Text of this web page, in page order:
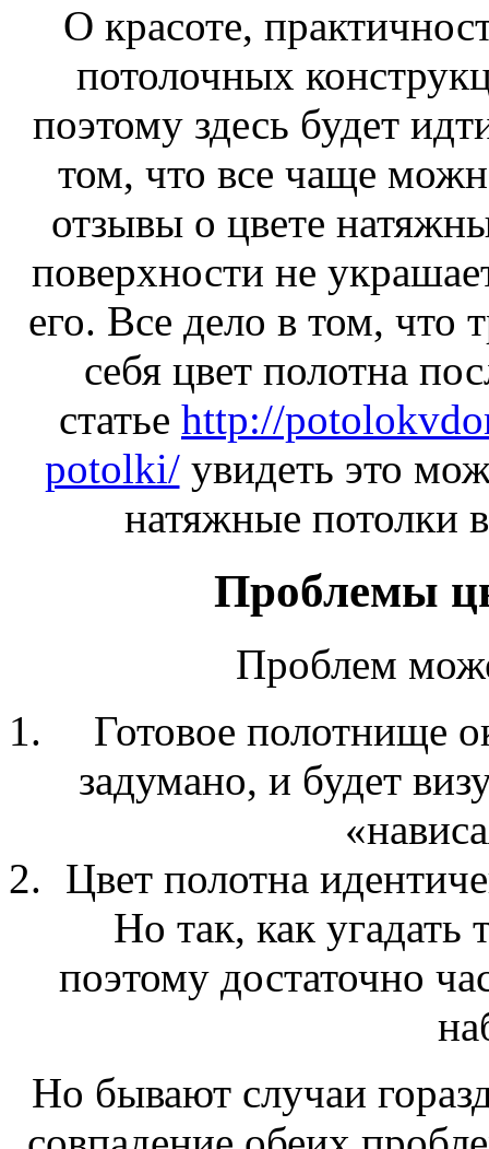
О красоте,
потолочных
поэтому здесь будет
том, что все чаще
отзывы о цвете
поверхности не
его. Все дело в том, что
себя цвет полотна
статье http://
potolki/увидеть это
натяжные потолки
Проблемы
Проблем
Готовое полотнище
задумано, и будет
Цвет полотна
Но так, как угадать
поэтому достаточно
Но бывают случаи